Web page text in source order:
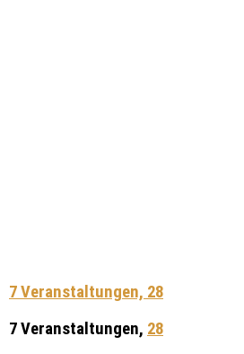
7 Veranstaltungen, 28
7 Veranstaltungen, 28